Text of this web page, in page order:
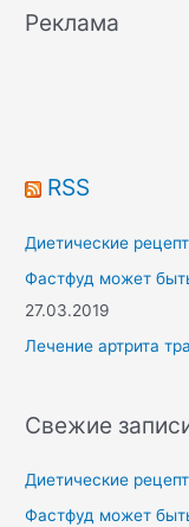
r
:
Реклама
RSS
Диетические
Фастфуд может
27.03.2019
Лечение артрита
Свежие
Диетические
Фастфуд может